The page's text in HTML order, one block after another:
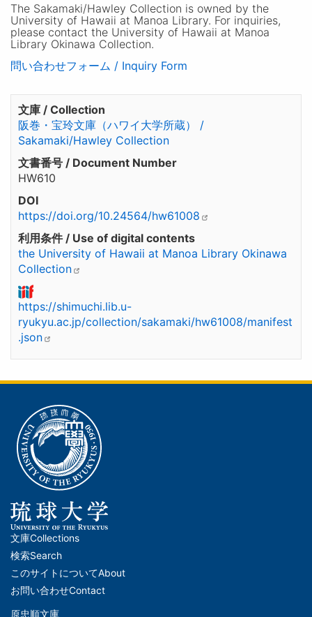
The Sakamaki/Hawley Collection is owned by the
University of Hawaii at Manoa Library. For inquiries,
please contact the University of Hawaii at Manoa
Library Okinawa Collection.
問い合わせフォーム / Inquiry Form
文庫 / Collection
阪巻・宝玲文庫（ハワイ大学所蔵） /
Sakamaki/Hawley Collection
文書番号 / Document Number
HW610
DOI
https://doi.org/10.24564/hw61008
利用条件 / Use of digital contents
the University of Hawaii at Manoa Library Okinawa
Collection
https://shimuchi.lib.u-
ryukyu.ac.jp/collection/sakamaki/hw61008/manifest
.json
メ
イ
ン
文庫Collections
検索Search
このサイトについてAbout
お問い合わせContact
原忠順文庫